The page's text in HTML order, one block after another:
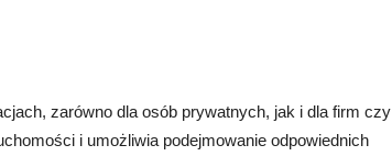
zarówno dla osób prywatnych, jak i dla firm czy
i umożliwia podejmowanie odpowiednich